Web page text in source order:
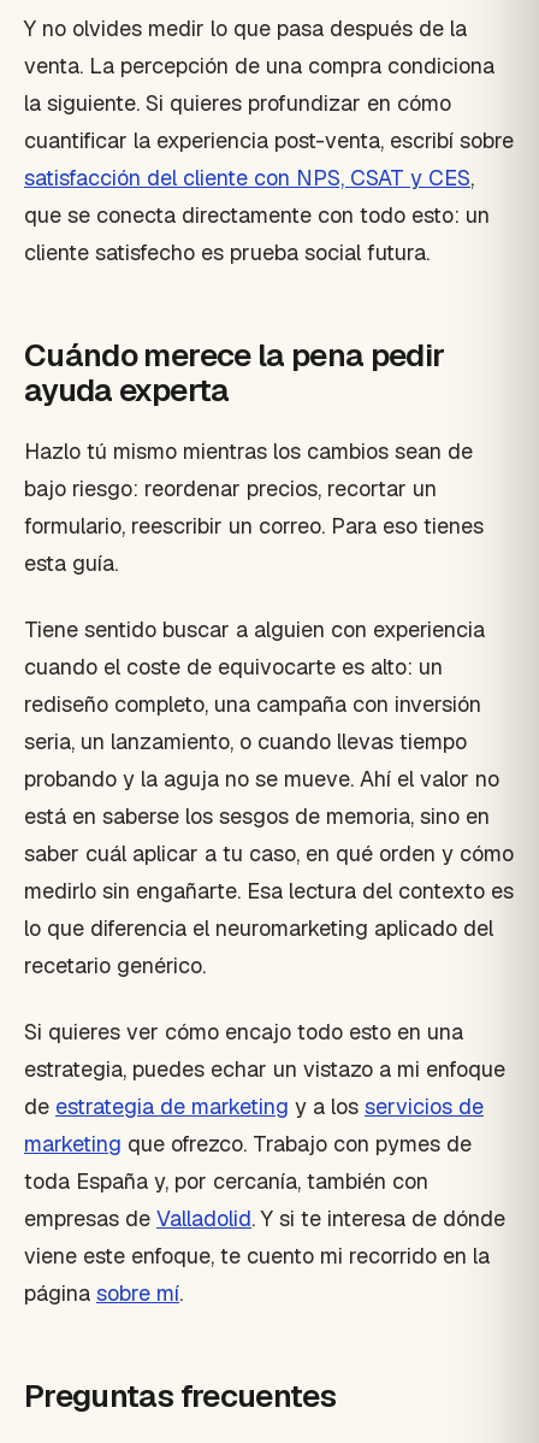
Y no olvides medir lo que pasa después de la
venta. La percepción de una compra condiciona
la siguiente. Si quieres profundizar en cómo
cuantificar la experiencia post-venta, escribí sobre
satisfacción del cliente con NPS, CSAT y CES,
que se conecta directamente con todo esto: un
cliente satisfecho es prueba social futura.
Cuándo merece la pena pedir
ayuda experta
Hazlo tú mismo mientras los cambios sean de
bajo riesgo: reordenar precios, recortar un
formulario, reescribir un correo. Para eso tienes
esta guía.
Tiene sentido buscar a alguien con experiencia
cuando el coste de equivocarte es alto: un
rediseño completo, una campaña con inversión
seria, un lanzamiento, o cuando llevas tiempo
probando y la aguja no se mueve. Ahí el valor no
está en saberse los sesgos de memoria, sino en
saber cuál aplicar a tu caso, en qué orden y cómo
medirlo sin engañarte. Esa lectura del contexto es
lo que diferencia el neuromarketing aplicado del
recetario genérico.
Si quieres ver cómo encajo todo esto en una
estrategia, puedes echar un vistazo a mi enfoque
de estrategia de marketing y a los servicios de
marketing que ofrezco. Trabajo con pymes de
toda España y, por cercanía, también con
empresas de Valladolid. Y si te interesa de dónde
viene este enfoque, te cuento mi recorrido en la
página sobre mí.
Preguntas frecuentes